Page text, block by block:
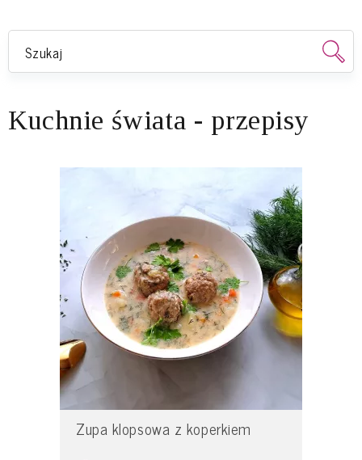
Kuchnie świata - przepisy
Zupa klopsowa z koperkiem